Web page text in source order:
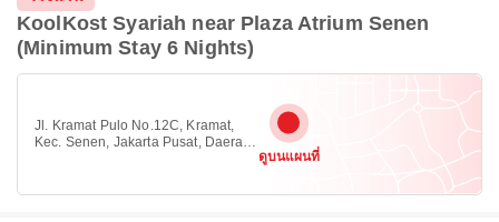
KoolKost Syariah near Plaza Atrium Senen
(Minimum Stay 6 Nights)
Jl. Kramat Pulo No.12C, Kramat,
Kec. Senen, Jakarta Pusat, Daerah
ดูบนแผนที่